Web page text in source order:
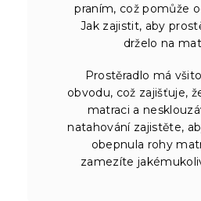
praním, což pomůže
Jak zajistit, aby
drželo na
Prostěradlo má
obvodu, což zajišťuje,
matraci a
natahování zajistěte,
obepnula rohy
zamezíte